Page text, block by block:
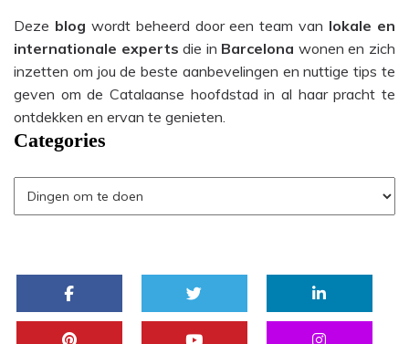
Deze blog wordt beheerd door een team van lokale en
internationale experts die in Barcelona wonen en zich
inzetten om jou de beste aanbevelingen en nuttige tips te
geven om de Catalaanse hoofdstad in al haar pracht te
ontdekken en ervan te genieten.
Categories